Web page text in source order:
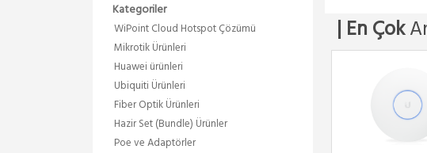
Kategoriler
WiPoint Cloud Hotspot Çözümü
Mikrotik Ürünleri
Huawei ürünleri
Ubiquiti Ürünleri
Fiber Optik Ürünleri
Hazir Set (Bundle) Ürünler
Poe ve Adaptörler
| En Çok